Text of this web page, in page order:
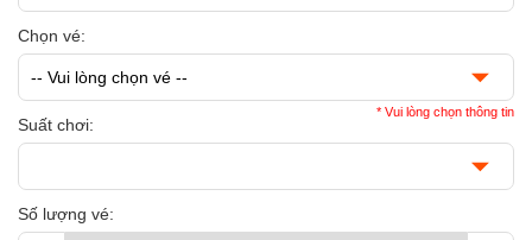
Chọn vé:
* Vui lòng chọn thông tin
Suất chơi:
Số lượng vé: